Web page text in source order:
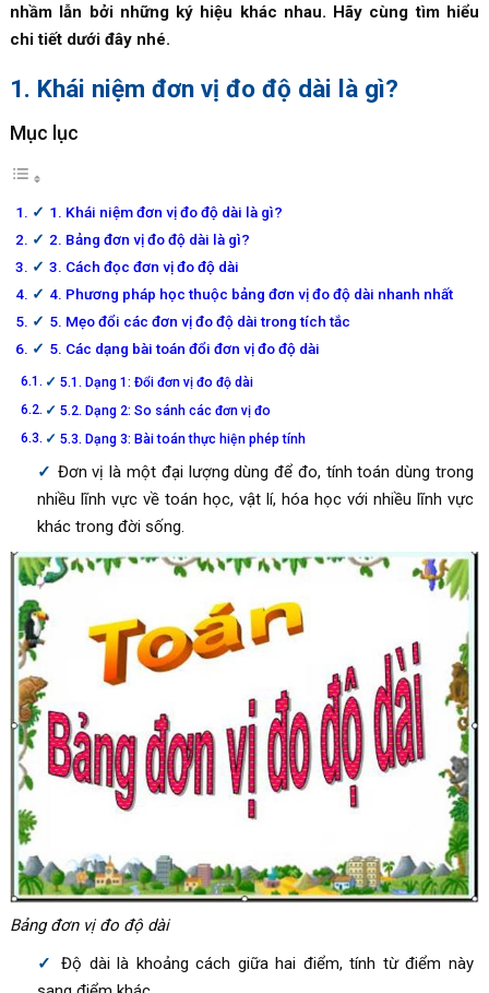
nhầm lẫn bởi những ký hiệu khác nhau. Hãy cùng tìm hiểu
chi tiết dưới đây nhé.
1. Khái niệm đơn vị đo độ dài là gì?
Mục lục
1. Khái niệm đơn vị đo độ dài là gì?
2. Bảng đơn vị đo độ dài là gì?
3. Cách đọc đơn vị đo độ dài
4. Phương pháp học thuộc bảng đơn vị đo độ dài nhanh nhất
5. Mẹo đổi các đơn vị đo độ dài trong tích tắc
5. Các dạng bài toán đổi đơn vị đo độ dài
5.1. Dạng 1: Đổi đơn vị đo độ dài
5.2. Dạng 2: So sánh các đơn vị đo
5.3. Dạng 3: Bài toán thực hiện phép tính
Đơn vị là một đại lượng dùng để đo, tính toán dùng trong
nhiều lĩnh vực về toán học, vật lí, hóa học với nhiều lĩnh vực
khác trong đời sống.
Bảng đơn vị đo độ dài
Độ dài là khoảng cách giữa hai điểm, tính từ điểm này